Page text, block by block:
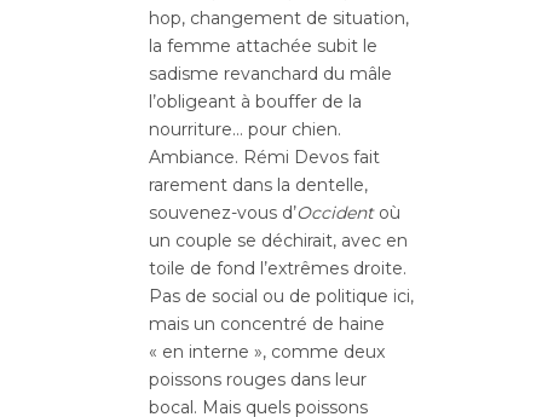
hop, changement de situation,
la femme attachée subit le
sadisme revanchard du mâle
l’obligeant à bouffer de la
nourriture… pour chien.
Ambiance. Rémi Devos fait
rarement dans la dentelle,
souvenez-vous d’Occidentoù
un couple se déchirait, avec en
toile de fond l’extrêmes droite.
Pas de social ou de politique ici,
mais un concentré de haine
« en interne », comme deux
poissons rouges dans leur
bocal. Mais quels poissons